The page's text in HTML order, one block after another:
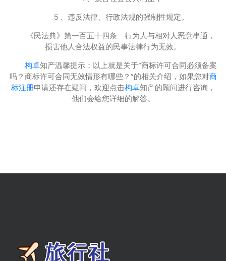
５、违反法律、行政法规的强制性规定。
《民法典》第一百五十四条 行为人与相对人恶意串通，
损害他人合法权益的民事法律行为无效。
构卓知产温馨提示：以上就是关于“商标许可合同必须备案
吗？商标许可合同无效情形有哪些？”的相关介绍，如果您对商
标注册申请还存在疑问，欢迎点击构卓知产的顾问进行咨询，
他们会给您详细的解答。